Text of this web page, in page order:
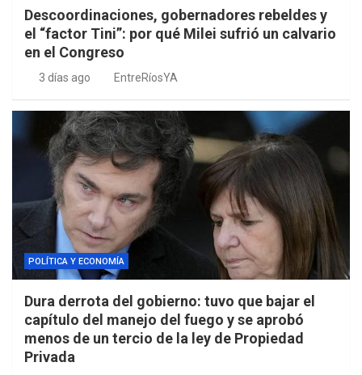
Descoordinaciones, gobernadores rebeldes y
el “factor Tini”: por qué Milei sufrió un calvario
en el Congreso
3 días ago EntreRíosYA
POLÍTICA Y ECONOMÍA
Dura derrota del gobierno: tuvo que bajar el
capítulo del manejo del fuego y se aprobó
menos de un tercio de la ley de Propiedad
Privada